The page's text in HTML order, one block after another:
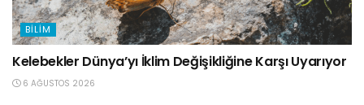
BILIM
Kelebekler Dünya’yı İklim Değişikliğine Karşı Uyarıyor
6 AĞUSTOS 2026